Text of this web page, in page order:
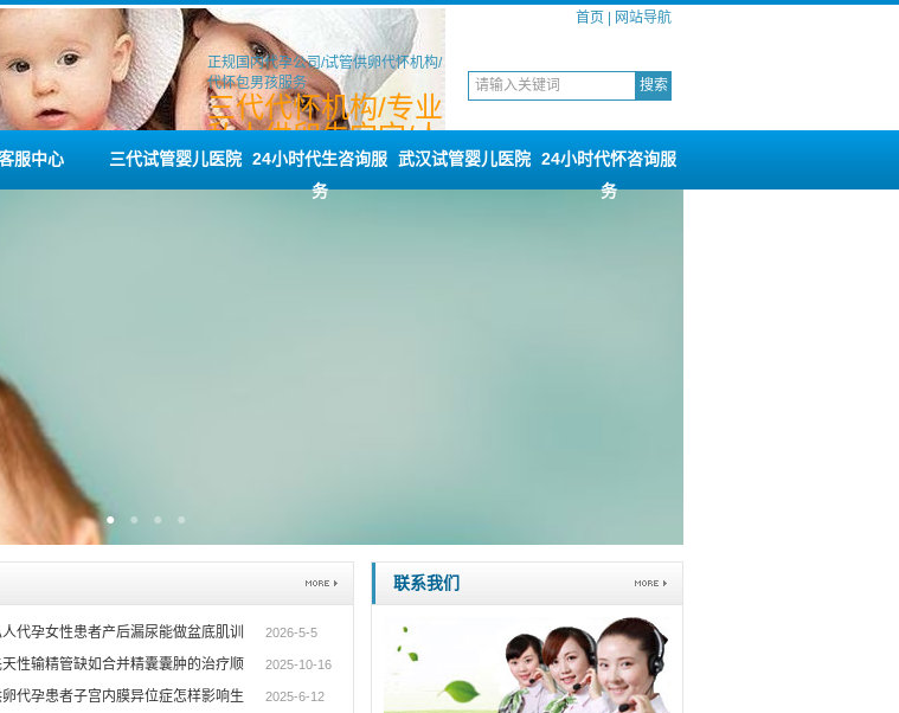
首页 网站导航
正规国内代孕公司/试管供卵代怀机构/
代怀包男孩服务
三代代怀机构/专业
私人供卵生宝宝/人
工供卵代生咨询
服中心 三代试管婴儿医院 24小时代生咨询服
务
武汉试管婴儿医院 24小时代怀咨询服
务
● ● ● ●
代孕女性患者产后漏尿能做盆底肌训 2026-5-5
性输精管缺如合并精囊囊肿的治疗顺 2025-10-16
代孕患者子宫内膜异位症怎样影响生 2025-6-12
联系我们